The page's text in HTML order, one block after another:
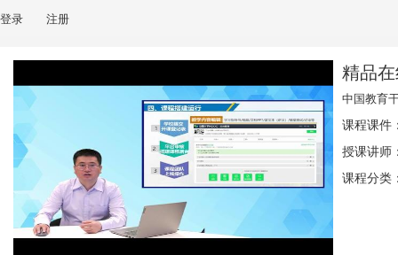
登录 注册
精品
中国教育
课程课件
授课讲师
课程分类